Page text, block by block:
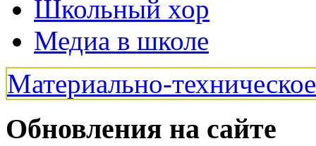
Школьный хор
Медиа в школе
Материально-
Обновления на сайте